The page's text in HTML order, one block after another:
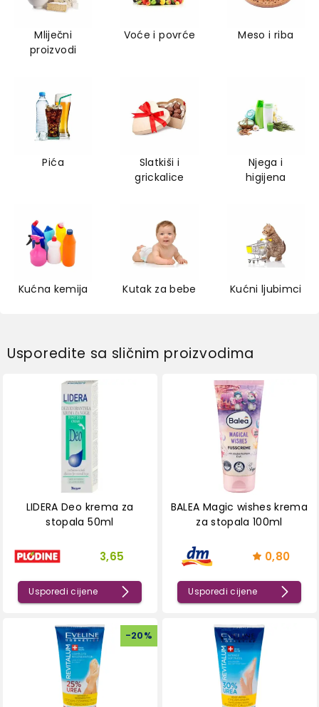
Mliječni
proizvodi
Voće i povrće Meso i riba
Pića
Slatkiši i
grickalice
Njega i
higijena
Kućna kemija Kutak za bebe Kućni ljubimci
Usporedite sa sličnim proizvodima
LIDERA Deo krema za
stopala 50ml
3,65
Usporedi cijene
BALEA Magic wishes krema
za stopala 100ml
0,80
Usporedi cijene
-20%